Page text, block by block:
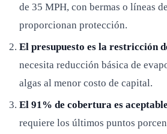
de 35 MPH, con bermas o líneas
proporcionan protección.
El presupuesto es la restricción
necesita reducción básica de
algas al menor costo de capital.
El 91% de cobertura es aceptable
requiere los últimos puntos